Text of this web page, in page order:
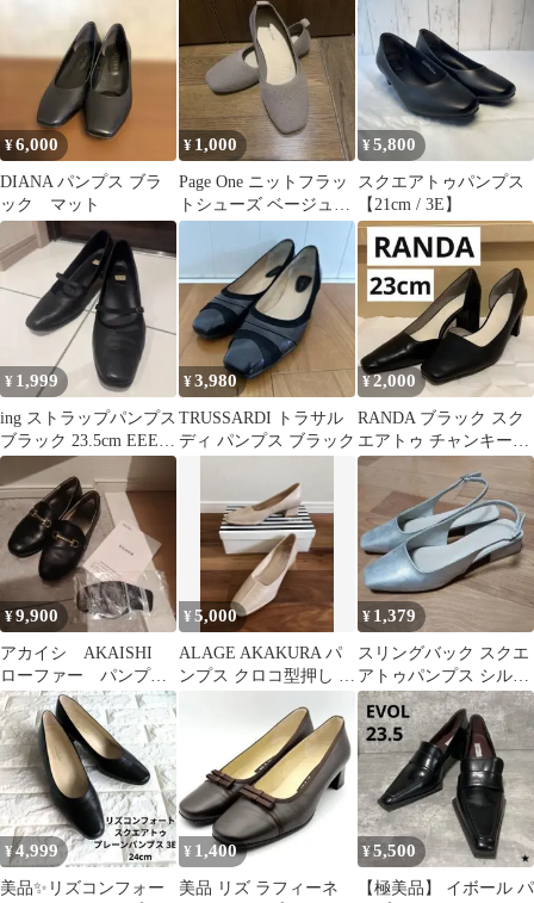
¥6,000
DIANA パンプス ブラ
ック マット
¥ 1,000
Page One ニットフラッ
トシューズ ベージュS
サイズ
¥5,800
スクエアトゥパンプス
【21cm / 3E】
¥ 1,999
ing ストラップパンプス
ブラック 23.5cm EEE
日本製
¥3,980
TRUSSARDI トラサル
ディ パンプス ブラック
¥2,000
RANDA ブラック スク
エアトゥ チャンキーヒ
ール パンプス 23.0cm
¥9,900
アカイシ AKAISHI
ローファー パンプ
ス 23.5cm 黒 スペ
ーサー付
¥5,000
ALAGE AKAKURA パ
ンプス クロコ型押し ベ
¥ 1,379
スリングバック スクエ
アトゥパンプス シルバ
ー 22.5cm ローヒール
¥4,999
美品✨️リズコンフォー
¥ 1,400
美品 リズ ラフィーネ
¥5,500
【極美品】 イボール パ